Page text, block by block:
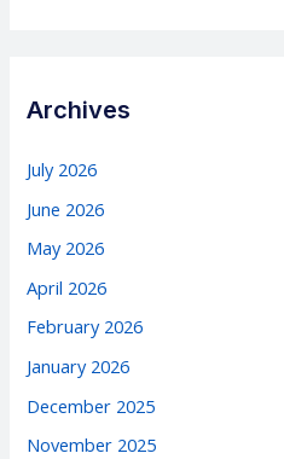
Archives
July 2026
June 2026
May 2026
April 2026
February 2026
January 2026
December 2025
November 2025